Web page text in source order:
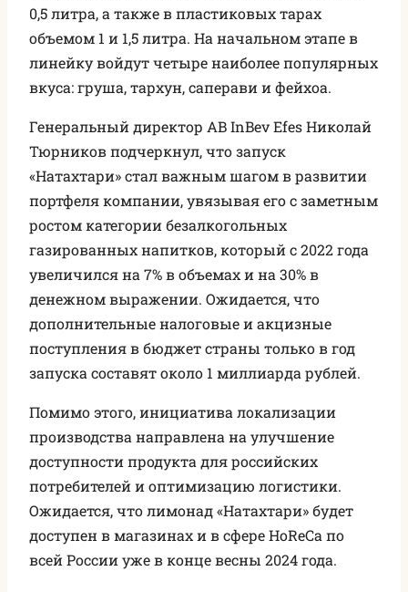
0,5 литра, а также в пластиковых тарах
объемом 1 и 1,5 литра. На начальном этапе в
линейку войдут четыре наиболее популярных
вкуса: груша, тархун, саперави и фейхоа.
Генеральный директор AB InBev Efes Николай
Тюрников подчеркнул, что запуск
«Натахтари» стал важным шагом в развитии
портфеля компании, увязывая его с заметным
ростом категории безалкогольных
газированных напитков, который с 2022 года
увеличился на 7% в объемах и на 30% в
денежном выражении. Ожидается, что
дополнительные налоговые и акцизные
поступления в бюджет страны только в год
запуска составят около 1 миллиарда рублей.
Помимо этого, инициатива локализации
производства направлена на улучшение
доступности продукта для российских
потребителей и оптимизацию логистики.
Ожидается, что лимонад «Натахтари» будет
доступен в магазинах и в сфере HoReCa по
всей России уже в конце весны 2024 года.